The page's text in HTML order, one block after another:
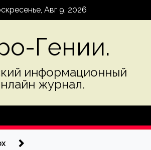
Авг 9, 2026
Гении.
информационный
журнал.